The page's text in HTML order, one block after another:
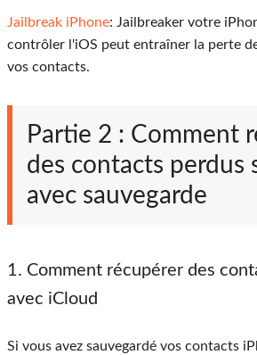
Jailbreak iPhone: Jailbreaker votre
contrôler l'iOS peut entraîner la perte
vos contacts.
Partie 2 : Comment
des contacts perdus
avec sauvegarde
1. Comment récupérer des
avec iCloud
Si vous avez sauvegardé vos contacts